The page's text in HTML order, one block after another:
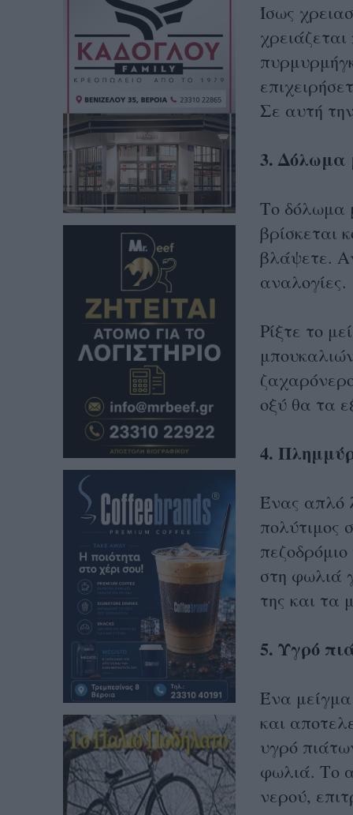
Ίσως
Σε αυτή
3. Δόλωμα
Το δόλωμα
βρίσκεται
βλάψετε.
αναλογίες.
Ρίξτε το
οξύ θα τα
4.
Ένας απλό
πολύτιμος
στη φωλιά
της και τα
5. Υγρό
Ένα
και
υγρό
φωλιά. Το
νερού,